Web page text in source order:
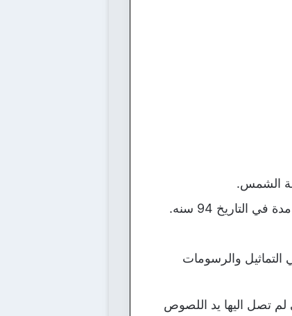
الشمس.
والرسومات
الميلاد هي الوحيدة التي لم تصل اليها يد اللصوص